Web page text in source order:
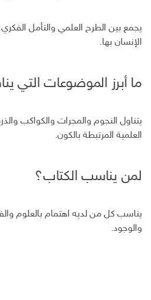
يجمع بين الطرح العلمي والتأمل
الإنسان بها.
ما أبرز الموضوعات التي
يتناول النجوم والمجرات والكواكب
العلمية المرتبطة بالكون.
لمن يناسب الكتاب؟
يناسب كل من لديه اهتمام بالعلوم
والوجود.